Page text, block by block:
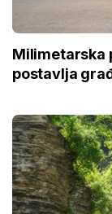
Milimetarska
postavlja